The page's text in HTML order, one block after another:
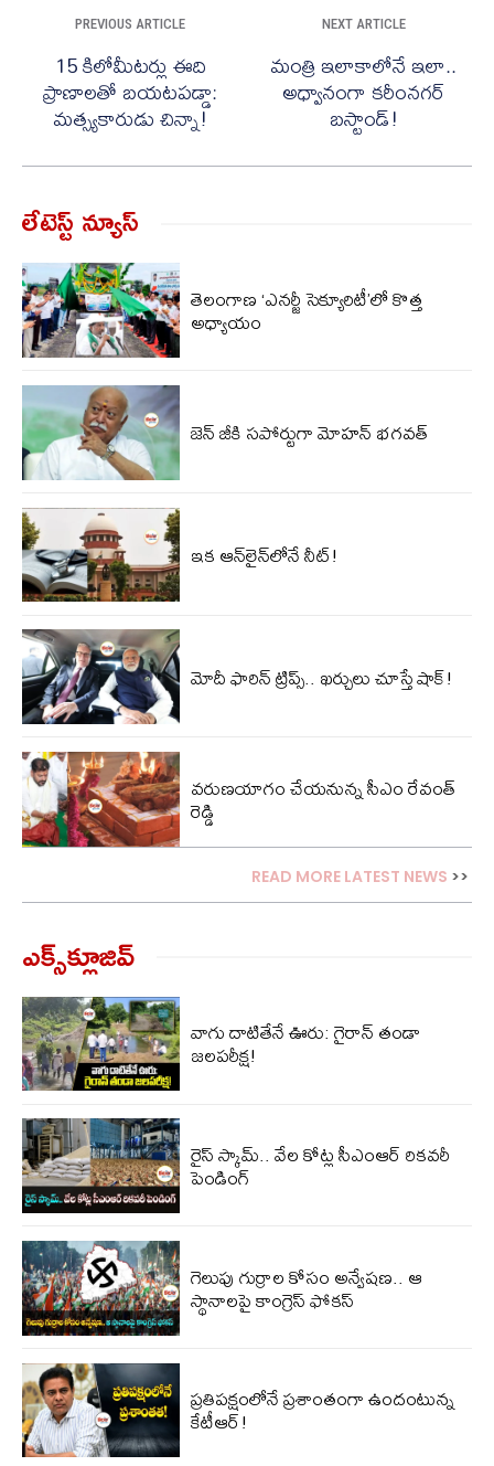
PREVIOUS ARTICLE
15 కిలోమీటర్లు ఈది
ప్రాణాలతో బయటపడ్డా:
మత్స్యకారుడు చిన్నా!
NEXT ARTICLE
మంత్రి ఇలాకాలోనే ఇలా..
అధ్వానంగా కరీంనగర్
బస్టాండ్‌!
లేటెస్ట్ న్యూస్‌
తెలంగాణ ‘ఎనర్జీ సెక్యూరిటీ’లో కొత్త
అధ్యాయం
జెన్ జీకి సపోర్టుగా మోహన్ భగవత్
ఇక ఆన్‌లైన్‌లోనే నీట్!
మోదీ ఫారిన్ ట్రిప్స్‌.. ఖ‌ర్చులు చూస్తే షాక్‌!
వరుణయాగం చేయనున్న సీఎం రేవంత్
రెడ్డి
READ MORE LATEST NEWS >>
ఎక్స్‌క్లూజివ్‌
వాగు దాటితేనే ఊరు: గైరాన్ తండా
జలపరీక్ష!
రైస్ స్కామ్.. వేల కోట్ల‌ సీఎంఆర్ రికవరీ
పెండింగ్
గెలుపు గుర్రాల కోసం అన్వేషణ.. ఆ
స్థానాలపై కాంగ్రెస్ ఫోకస్
ప్ర‌తిప‌క్షంలోనే ప్ర‌శాంతంగా ఉందంటున్న
కేటీఆర్!